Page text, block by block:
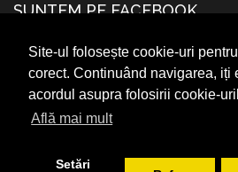
Site-ul folosește cookie-uri
corect. Continuând navigarea, iți
acordul asupra folosirii cookie-
Află mai mult
Setări
SUNTEM PE FACEBOOK